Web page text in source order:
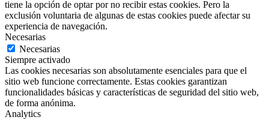
tiene la opción de optar por no recibir estas cookies. Pero la
exclusión voluntaria de algunas de estas cookies puede afectar su
experiencia de navegación.
Necesarias
Necesarias
Siempre activado
Las cookies necesarias son absolutamente esenciales para que el
sitio web funcione correctamente. Estas cookies garantizan
funcionalidades básicas y características de seguridad del sitio web,
de forma anónima.
Analytics